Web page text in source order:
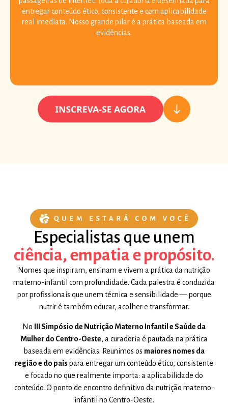
entregar conteúdo ético, consistente e com aplicabilidade
real imediata. Nosso grande pilar é a prática baseada em
evidências.
Especialistas que unem
ciência, empatia e propósito.
Nomes que inspiram, ensinam e vivem a prática da nutrição
materno-infantil com profundidade. Cada palestra é conduzida
por profissionais que unem técnica e sensibilidade — porque
nutrir é também educar, acolher e transformar.
No
III Simpósio de Nutrição Materno Infantil e Saúde da
Mulher do Centro-Oeste, a curadoria é pautada na prática
baseada em evidências. Reunimos os maiores nomes da
região e do país para entregar um conteúdo ético, consistente
e focado no que realmente importa: a aplicabilidade do
conteúdo. O ponto de encontro definitivo da nutrição materno-
infantil no Centro-Oeste.